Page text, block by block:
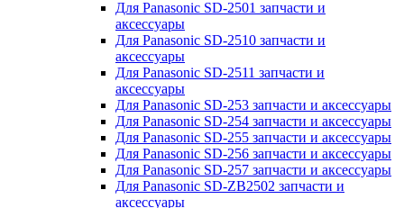
Для Panasonic SD-2501 запчасти и
аксессуары
Для Panasonic SD-2510 запчасти и
аксессуары
Для Panasonic SD-2511 запчасти и
аксессуары
Для Panasonic SD-253 запчасти и аксессуары
Для Panasonic SD-254 запчасти и аксессуары
Для Panasonic SD-255 запчасти и аксессуары
Для Panasonic SD-256 запчасти и аксессуары
Для Panasonic SD-257 запчасти и аксессуары
Для Panasonic SD-ZB2502 запчасти и
аксессуары